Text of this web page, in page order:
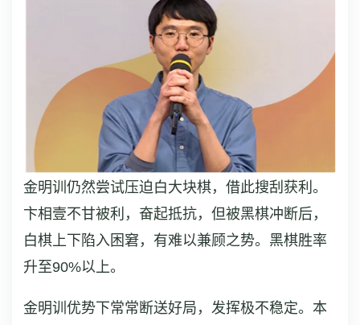
金明训仍然尝试压迫白大块棋，借此搜刮获利。
卞相壹不甘被利，奋起抵抗，但被黑棋冲断后，
白棋上下陷入困窘，有难以兼顾之势。黑棋胜率
升至90%以上。
金明训优势下常常断送好局，发挥极不稳定。本